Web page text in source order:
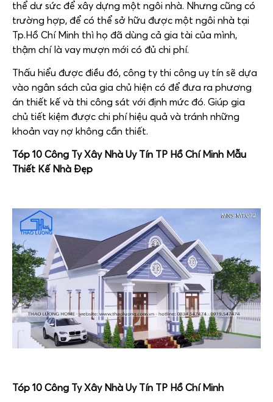
thể dư sức để xây dựng một ngôi nhà. Nhưng cũng có
trường hợp, để có thể sở hữu được một ngôi nhà tại
Tp.Hồ Chí Minh thì họ đã dùng cả gia tài của mình,
thậm chí là vay mượn mới có đủ chi phí.
Thấu hiểu được điều đó, công ty thi công uy tín sẽ dựa
vào ngân sách của gia chủ hiện có để đưa ra phương
án thiết kế và thi công sát với định mức đó. Giúp gia
chủ tiết kiệm được chi phí hiệu quả và tránh những
khoản vay nợ không cần thiết.
Tóp 10 Công Ty Xây Nhà Uy Tín TP Hồ Chí Minh Mẫu
Thiết Kế Nhà Đẹp
Tóp 10 Công Ty Xây Nhà Uy Tín TP Hồ Chí Minh